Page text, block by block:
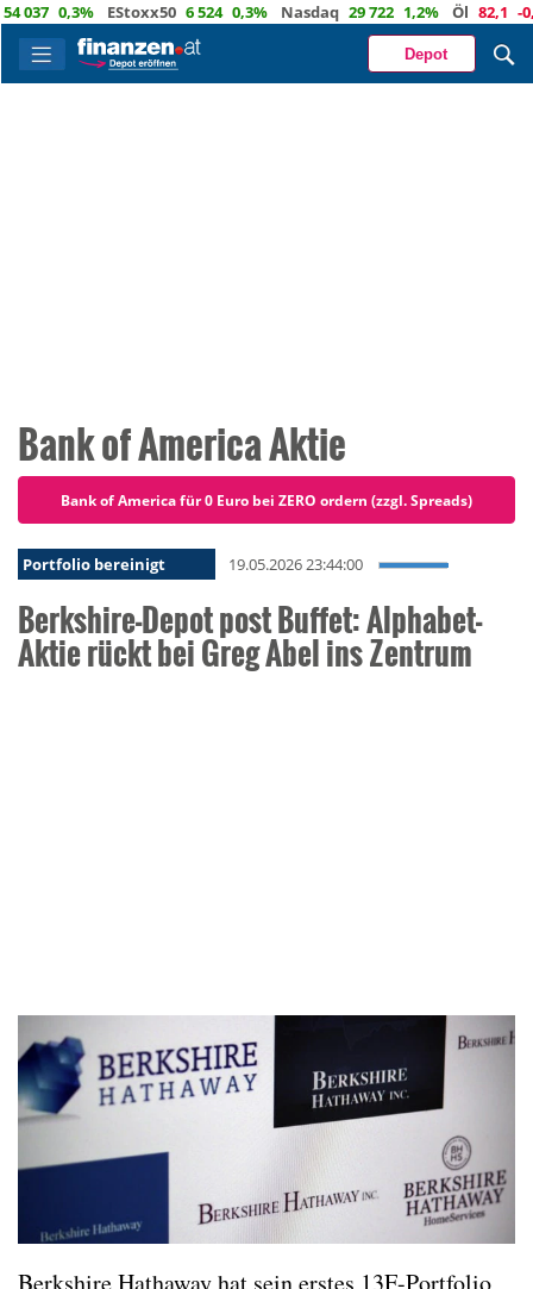
EStoxx50 6 524 0,3% Nasdaq 29 722 1,2% Öl 82,1 -0,5% Euro
Depot
Bank of America Aktie
Bank of America für 0 Euro bei ZERO ordern (zzgl. Spreads)
Portfolio bereinigt 19.05.2026 23:44:00
Berkshire-Depot post Buffet: Alphabet-
Aktie rückt bei Greg Abel ins Zentrum
Berkshire Hathaway hat sein erstes 13F-Portfolio